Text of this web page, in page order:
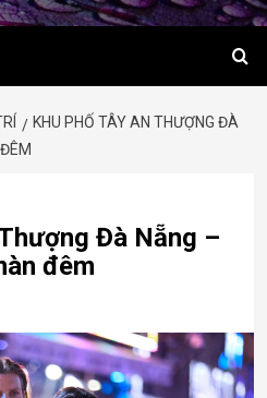
KHU PHỐ TÂY AN THƯỢNG ĐÀ
Đà Nẵng –
đêm